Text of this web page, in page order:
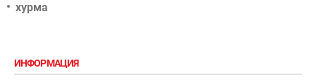
хурма
ИНФОРМАЦИЯ